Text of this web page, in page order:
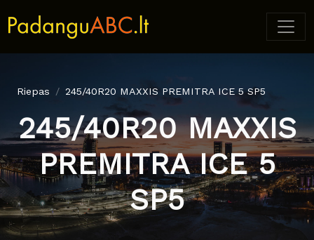
Riepas 245/40R20 MAXXIS PREMITRA ICE 5 SP5
245/40R20 MAXXIS
PREMITRA ICE 5
SP5